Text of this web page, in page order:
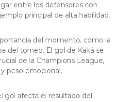
entre los defensores con
principal de alta habilidad.
del momento, como la
del torneo. El gol de Kaká se
de la Champions League,
peso emocional.
gol afecta el resultado del